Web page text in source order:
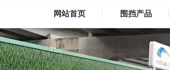
网站首页 围挡产品